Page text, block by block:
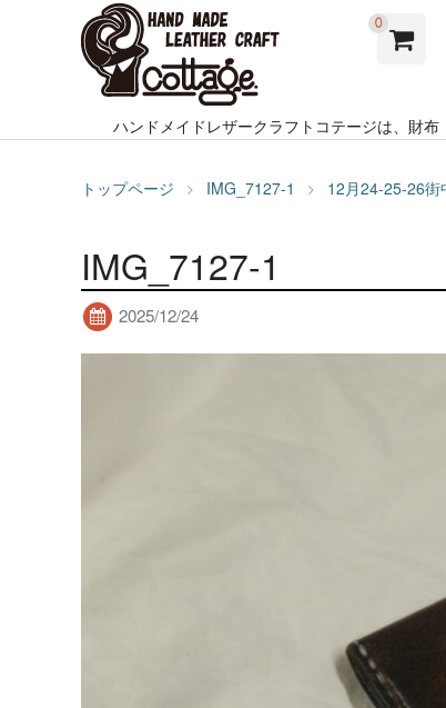
0
ハンドメイドレザークラフトコテージは、財
トップページ IMG_7127-1 12月24-25-26街
IMG_7127-1
2025/12/24